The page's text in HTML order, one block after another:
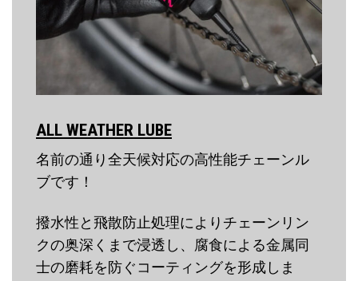
ALL WEATHER LUBE
名前の通り全天候対応の高性能チェーンル
ブです！
撥水性と飛散防止処理によりチェーンリン
クの奥深くまで浸透し、腐食による金属同
士の磨耗を防ぐコーティングを形成しま